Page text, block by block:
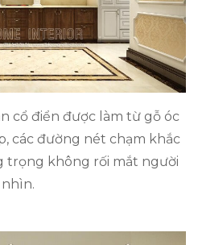
cổ điển được làm từ gỗ óc
các đường nét chạm khắc
trọng không rối mắt người
nhìn.